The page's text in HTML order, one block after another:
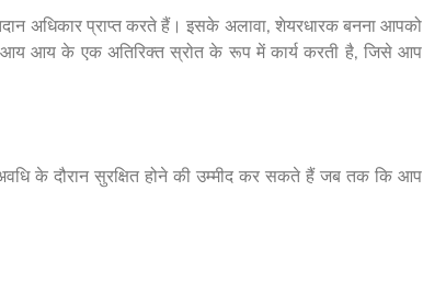
अधिकार प्राप्त करते हैं। इसके अलावा, शेयरधारक बनना आपको
आय आय के एक अतिरिक्त स्रोत के रूप में कार्य करती है, जिसे आप
के दौरान सुरक्षित होने की उम्मीद कर सकते हैं जब तक कि आप